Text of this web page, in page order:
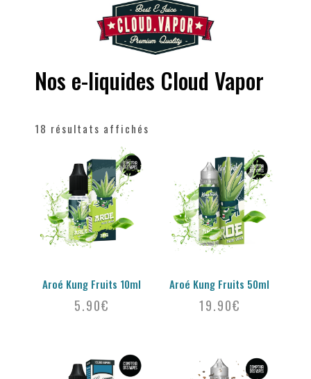
Nos e-liquides Cloud Vapor
18 résultats affichés
Aroé Kung Fruits 10ml
5.90€
Aroé Kung Fruits 50ml
19.90€